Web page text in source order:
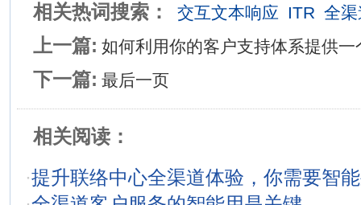
相关热词搜索： 交互文本响应 ITR 全渠
上一篇: 如何利用你的客户支持体系提供
下一篇: 最后一页
相关阅读：
·提升联络中心全渠道体验，你需要智